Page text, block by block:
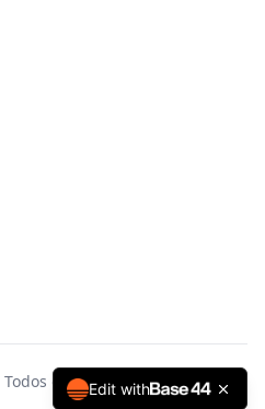
Todos os direitos reservados.
Edit with